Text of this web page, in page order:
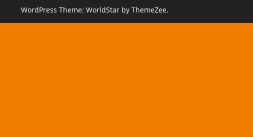
WordPress Theme: WorldStar by ThemeZee.